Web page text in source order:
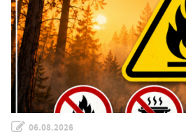
06.08.2026